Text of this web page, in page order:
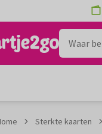
Sterkte kaarten